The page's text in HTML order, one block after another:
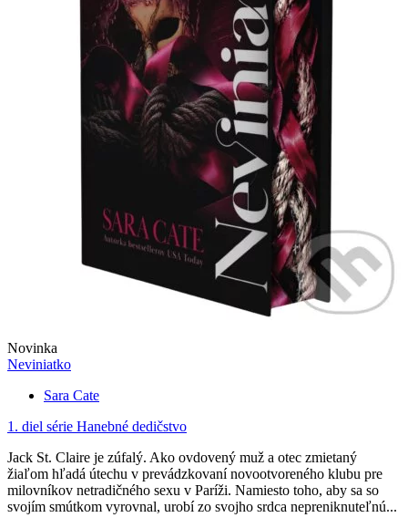
Novinka
Neviniatko
Sara Cate
1. diel série Hanebné dedičstvo
Jack St. Claire je zúfalý. Ako ovdovený muž a otec zmietaný
žiaľom hľadá útechu v prevádzkovaní novootvoreného klubu pre
milovníkov netradičného sexu v Paríži. Namiesto toho, aby sa so
svojím smútkom vyrovnal, urobí zo svojho srdca nepreniknuteľnú...